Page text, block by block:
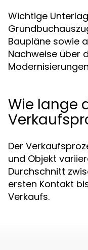
Wichtige
Baupläne sowie
Nachweise über
Wie lange
Der
und Objekt
Durchschnitt
ersten Kontakt
Verkaufs.